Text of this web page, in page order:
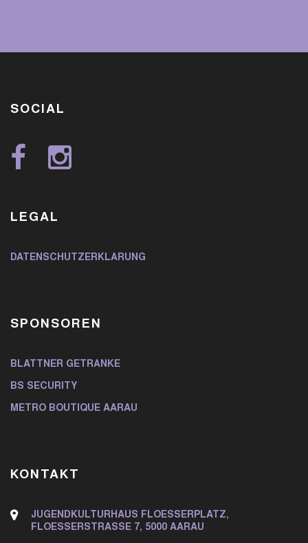
SOCIAL
LEGAL
DATENSCHUTZERKLÄRUNG
SPONSOREN
BLATTNER GETRÄNKE
BS SECURITY
METRO BOUTIQUE AARAU
KONTAKT
JUGENDKULTURHAUS FLOESSERPLATZ,
FLOESSERSTRASSE 7, 5000 AARAU